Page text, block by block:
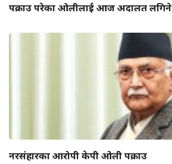
पक्राउ परेका ओलीलाई आज अदालत लगिने
नरसंहारका आरोपी केपी ओली पक्राउ